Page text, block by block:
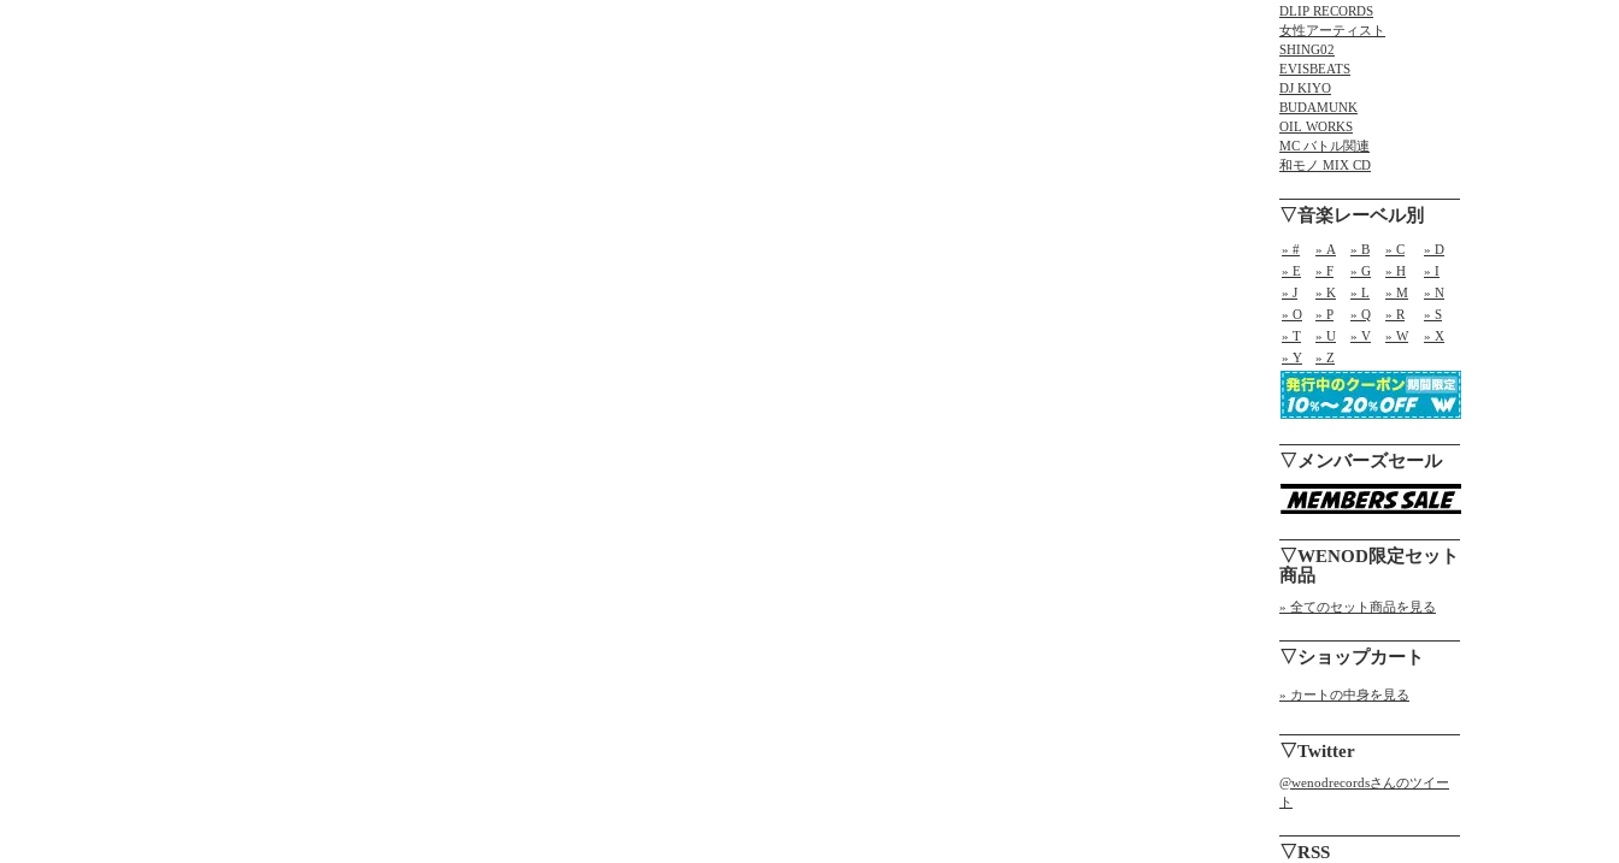
DLIP RECORDS
女性アーティスト
SHING02
EVISBEATS
DJ KIYO
BUDAMUNK
OIL WORKS
MC バトル関連
和モノ MIX CD
▽音楽レーベル別
» # » A » B » C
» D
» E
» F » G » H
» I
» J
» K » L » M
» N
» O
» P » Q » R
» S
» T
» U » V » W
» X
» Y
» Z
▽メンバーズセール
▽WENOD限定セット
商品
» 全てのセット商品を見る
▽ショップカート
» カートの中身を見る
▽Twitter
@wenodrecordsさんのツイー
ト
▽RSS